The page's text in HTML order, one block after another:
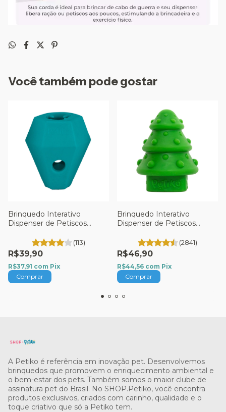
Você também pode gostar
Brinquedo Interativo
Dispenser de Petiscos
Cães - Tam. P. - Petiko
(113)
R$39,90
R$37,91 com Pix
Brinquedo Interativo
Dispenser de Petiscos
G. - Petiko
(2841)
R$46,90
R$44,56 com Pix
A Petiko é referência em inovação pet. Desenvolvemos
brinquedos que promovem o enriquecimento ambiental e
o bem-estar dos pets. Também somos o maior clube de
assinatura pet do Brasil. No SHOP.Petiko, você encontra
produtos exclusivos, criados com carinho, qualidade e o
toque criativo que só a Petiko tem.